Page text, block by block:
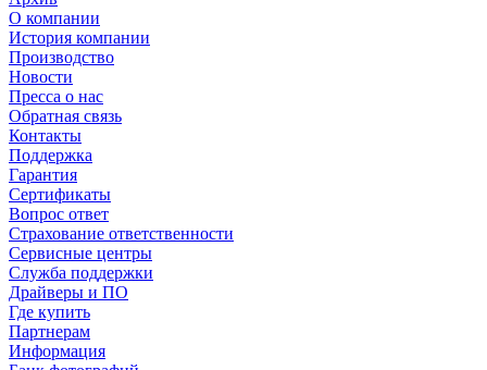
О компании
История компании
Производство
Новости
Пресса о нас
Обратная связь
Контакты
Поддержка
Гарантия
Сертификаты
Вопрос ответ
Страхование ответственности
Сервисные центры
Служба поддержки
Драйверы и ПО
Где купить
Партнерам
Информация